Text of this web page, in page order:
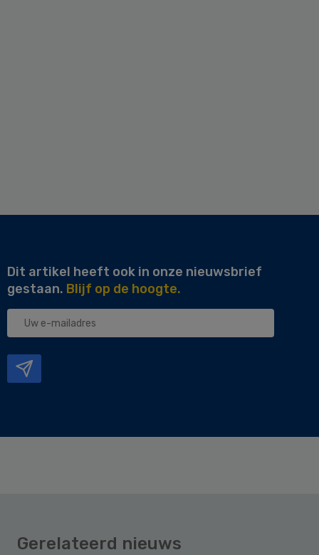
Dit artikel heeft ook in onze nieuwsbrief
gestaan. Blijf op de hoogte.
Uw
Gerelateerd nieuws